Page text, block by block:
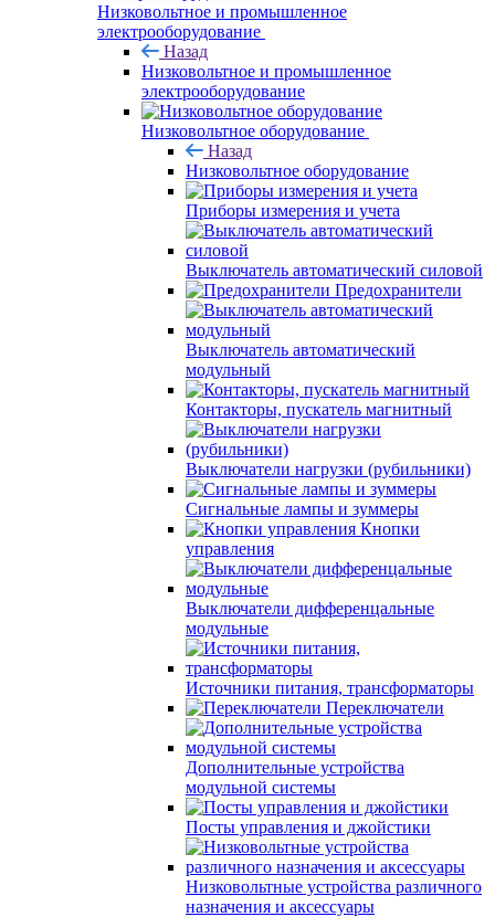
Низковольтное и промышленное
электрооборудование
Назад
Низковольтное и промышленное
электрооборудование
Низковольтное оборудование
Назад
Низковольтное оборудование
Приборы измерения и учета
Выключатель автоматический силовой
Предохранители
Выключатель автоматический
модульный
Контакторы, пускатель магнитный
Выключатели нагрузки (рубильники)
Сигнальные лампы и зуммеры
Кнопки
управления
Выключатели дифференцальные
модульные
Источники питания, трансформаторы
Переключатели
Дополнительные устройства
модульной системы
Посты управления и джойстики
Низковольтные устройства различного
назначения и аксессуары